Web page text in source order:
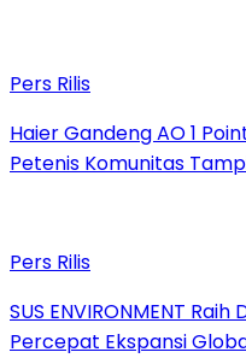
Pers Rilis
Haier Gandeng AO 1
Petenis Komunitas
Pers Rilis
SUS ENVIRONMENT
Percepat Ekspansi